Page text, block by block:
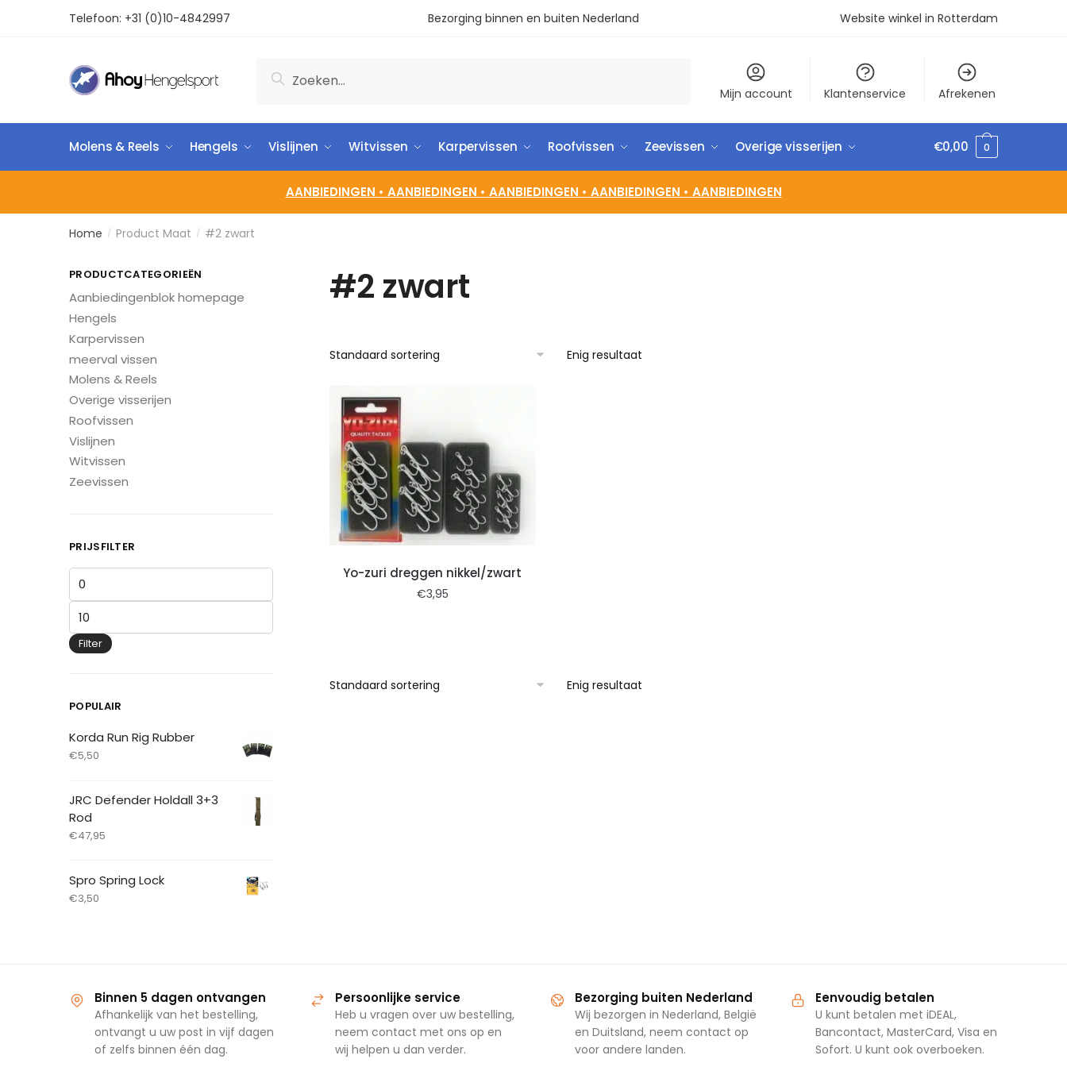
Telefoon: +31 (0)10-4842997 Bezorging binnen en buiten Nederland Website winkel in Rotterdam
Zoeken
Mijn account Klantenservice Afrekenen
Molens & Reels Hengels Vislijnen Witvissen Karpervissen Roofvissen Zeevissen Overige visserijen €0,00 0
AANBIEDINGEN • AANBIEDINGEN • AANBIEDINGEN • AANBIEDINGEN • AANBIEDINGEN
Home / Product Maat / #2 zwart
#2 zwart
Enig resultaat
Yo-zuri dreggen nikkel/zwart
€3,95
Enig resultaat
PRODUCTCATEGORIEËN
Aanbiedingenblok homepage
Hengels
Karpervissen
meerval vissen
Molens & Reels
Overige visserijen
Roofvissen
Vislijnen
Witvissen
Zeevissen
PRIJSFILTER
Filter
POPULAIR
Korda Run Rig Rubber
€5,50
JRC Defender Holdall 3+3
Rod
€47,95
Spro Spring Lock
€3,50
Binnen 5 dagen ontvangen
Afhankelijk van het bestelling,
ontvangt u uw post in vijf dagen
of zelfs binnen één dag.
Persoonlijke service
Heb u vragen over uw bestelling,
neem contact met ons op en
wij helpen u dan verder.
Bezorging buiten Nederland
Wij bezorgen in Nederland, België
en Duitsland, neem contact op
voor andere landen.
Eenvoudig betalen
U kunt betalen met iDEAL,
Bancontact, MasterCard, Visa en
Sofort. U kunt ook overboeken.